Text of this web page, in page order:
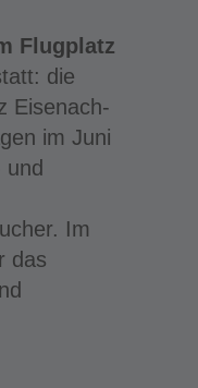
Flugplatz
die
Eisenach-
im Juni
und
Im
das